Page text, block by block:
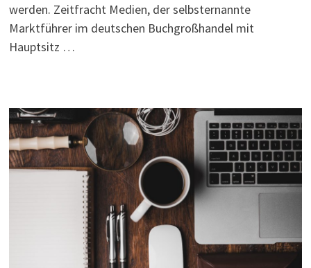
werden. Zeitfracht Medien, der selbsternannte
Marktführer im deutschen Buchgroßhandel mit
Hauptsitz …